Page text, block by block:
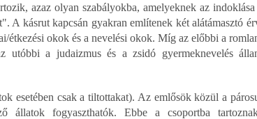
azaz olyan szabályokba, amelyeknek az indoklása
A kásrut kapcsán gyakran említenek két alátámasztó
étkezési okok és a nevelési okok. Míg az előbbi a
utóbbi a judaizmus és a zsidó gyermeknevelés
esetében csak a tiltottakat). Az emlősök közül a
állatok fogyaszthatók. Ebbe a csoportba